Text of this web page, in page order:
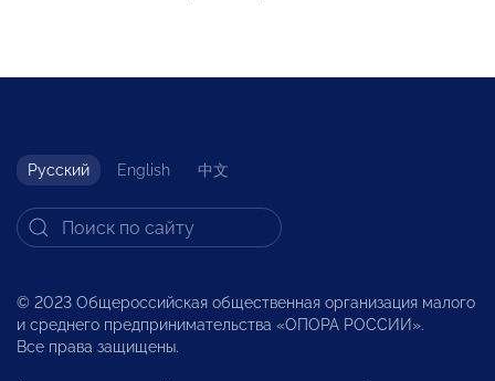
Русский English 中文
© 2023 Общероссийская общественная организация малого
и среднего предпринимательства «ОПОРА РОССИИ».
Все права защищены.